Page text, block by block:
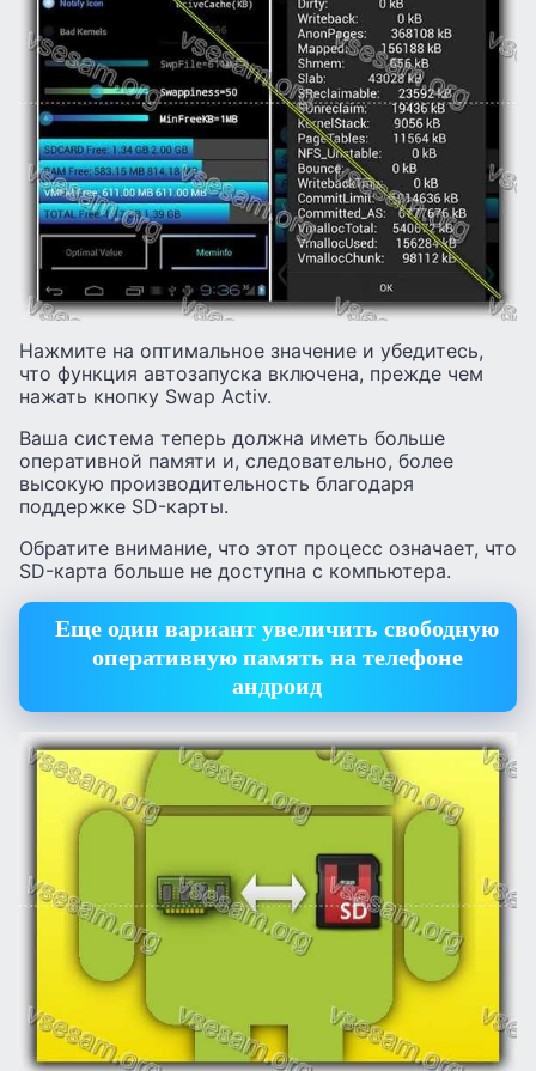
Нажмите на оптимальное значение и убедитесь,
что функция автозапуска включена, прежде чем
нажать кнопку Swap Activ.
Ваша система теперь должна иметь больше
оперативной памяти и, следовательно, более
высокую производительность благодаря
поддержке SD-карты.
Обратите внимание, что этот процесс означает, что
SD-карта больше не доступна с компьютера.
Еще один вариант увеличить свободную
оперативную память на телефоне
андроид